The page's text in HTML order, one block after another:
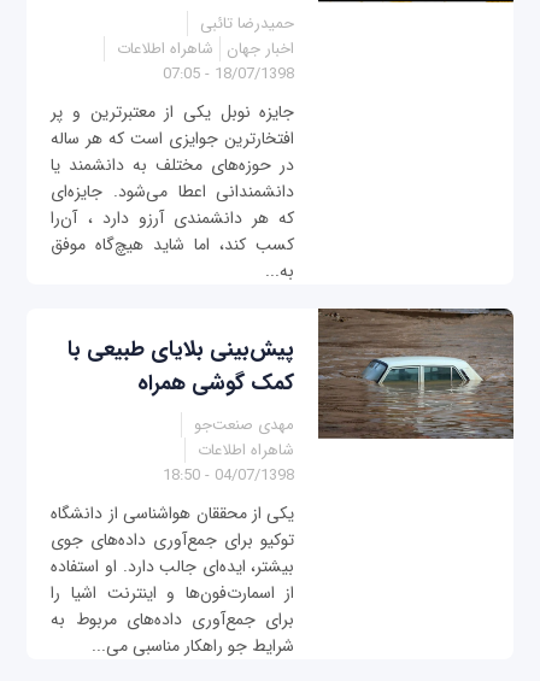
حمیدرضا تائبی
اخبار جهان
شاهراه اطلاعات
18/07/1398 - 07:05
جایزه نوبل یکی از معتبرترین و پر
افتخارترین جوایزی است که هر ساله
در حوزه‌های مختلف به دانشمند یا
دانشمندانی اعطا می‌شود. جایزه‌ای
که هر دانشمندی آرزو دارد ، آن‌را
کسب کند، اما شاید هیچ‌گاه موفق
به...
پیش‌بینی بلایای طبیعی با
کمک گوشی همراه
مهدی صنعت‌جو
شاهراه اطلاعات
04/07/1398 - 18:50
یکی از محققان هواشناسی از دانشگاه
توکیو برای جمع‌آوری داده‌های جوی
بیشتر، ایده‌ای جالب دارد. او استفاده
از اسمارت‌فون‌ها و اینترنت‌ اشیا را
برای جمع‌آوری داده‌های مربوط به
شرایط جو راهکار مناسبی می‌...